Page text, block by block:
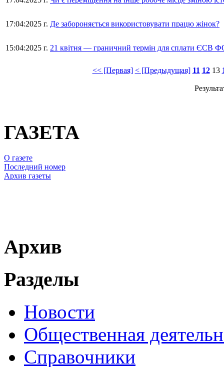
17:04:2025 г. Де забороняється використовувати працю жінок?
15:04:2025 г. 21 квітня — граничний термін для сплати ЄСВ
<< [Первая] < [Предыдущая] 11 12 13
ГАЗЕТА
О газете
Последний номер
Архив газеты
Архив
Разделы
Новости
Общественная
Справочники